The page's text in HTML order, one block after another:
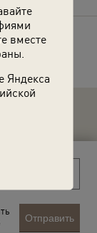
вместе
Яндекса
Отправить